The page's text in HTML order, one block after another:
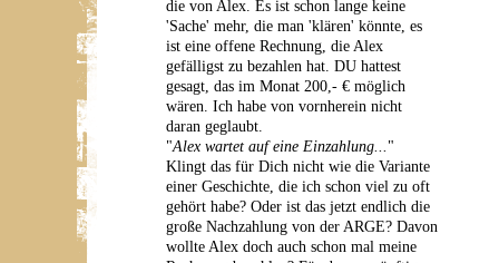
die von Alex. Es ist schon lange keine
'Sache' mehr, die man 'klären' könnte, es
ist eine offene Rechnung, die Alex
gefälligst zu bezahlen hat. DU hattest
gesagt, das im Monat 200,- € möglich
wären. Ich habe von vornherein nicht
daran geglaubt.
"Alex wartet auf eine Einzahlung... "
Klingt das für Dich nicht wie die Variante
einer Geschichte, die ich schon viel zu oft
gehört habe? Oder ist das jetzt endlich die
große Nachzahlung von der ARGE? Davon
wollte Alex doch auch schon mal meine